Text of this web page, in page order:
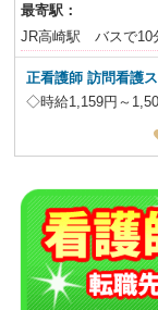
最寄駅：
JR高崎駅 バスで10
正看護師 訪問看護
◇時給1,159円～